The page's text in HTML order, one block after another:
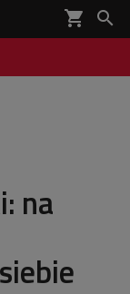
shopping_cart 

na